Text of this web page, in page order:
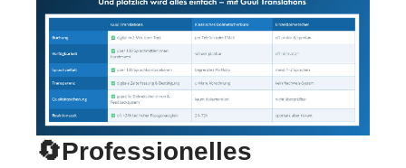
🔄Professionelles